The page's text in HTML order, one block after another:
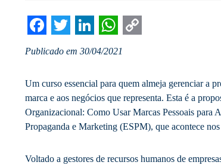
Facebook
Twitter
LinkedIn
WhatsApp
Publicado em 30/04/2021
Um curso essencial para quem almeja gerenciar a
marca e aos negócios que representa. Esta é a
Organizacional: Como Usar Marcas Pessoais para
Propaganda e Marketing (ESPM), que acontece
Voltado a gestores de recursos humanos de